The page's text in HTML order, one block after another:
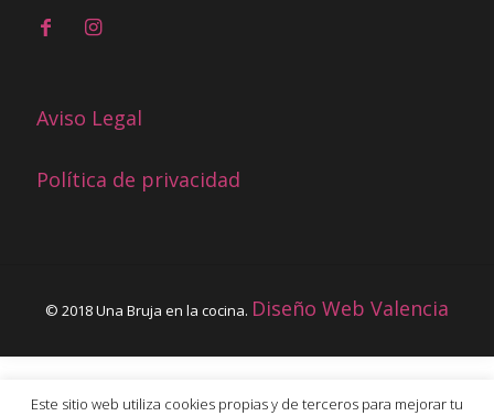
Aviso Legal
Política de privacidad
© 2018 Una Bruja en la cocina. Diseño Web Valencia
Este sitio web utiliza cookies propias y de terceros para mejorar tu